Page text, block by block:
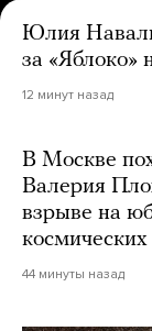
Юлия
за «Яблоко»
12 минут назад
В Москве
Валерия
взрыве на
космических
44 минуты назад